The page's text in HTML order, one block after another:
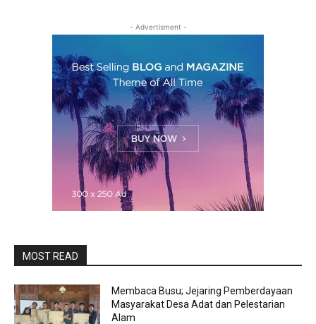
- Advertisment -
MOST READ
Membaca Busu; Jejaring Pemberdayaan
Masyarakat Desa Adat dan Pelestarian
Alam